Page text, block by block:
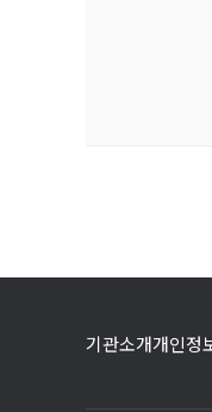
기관소개개인정